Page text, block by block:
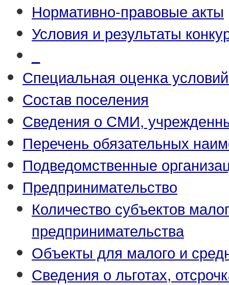
Нормативно-правовые акты
Условия и результаты
Специальная оценка
Состав поселения
Сведения о СМИ,
Перечень обязательных
Подведомственные
Предпринимательство
Количество субъектов
предпринимательства
Объекты для малого и
Сведения о льготах,